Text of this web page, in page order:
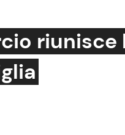
Benessere